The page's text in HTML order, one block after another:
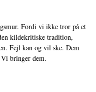
Fordi vi ikke tror på et
kildekritiske tradition,
Fejl kan og vil ske. Dem
bringer dem.